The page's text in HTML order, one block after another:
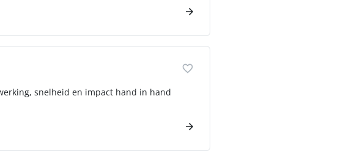
snelheid en impact hand in hand